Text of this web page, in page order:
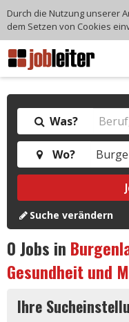
Was?
Wo?
Suche verändern
0Jobs in
Gesundheit und
Ihre
Durch die Nutzung unserer
dem Setzen von Cookies